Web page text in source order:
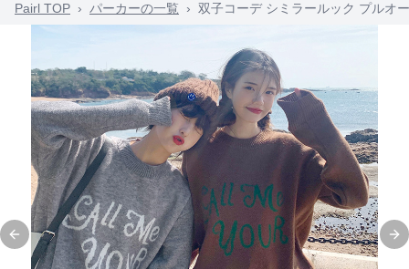
Pairl TOP › パーカーの一覧 › 双子コーデ シミラールック プルオ
Previous slide